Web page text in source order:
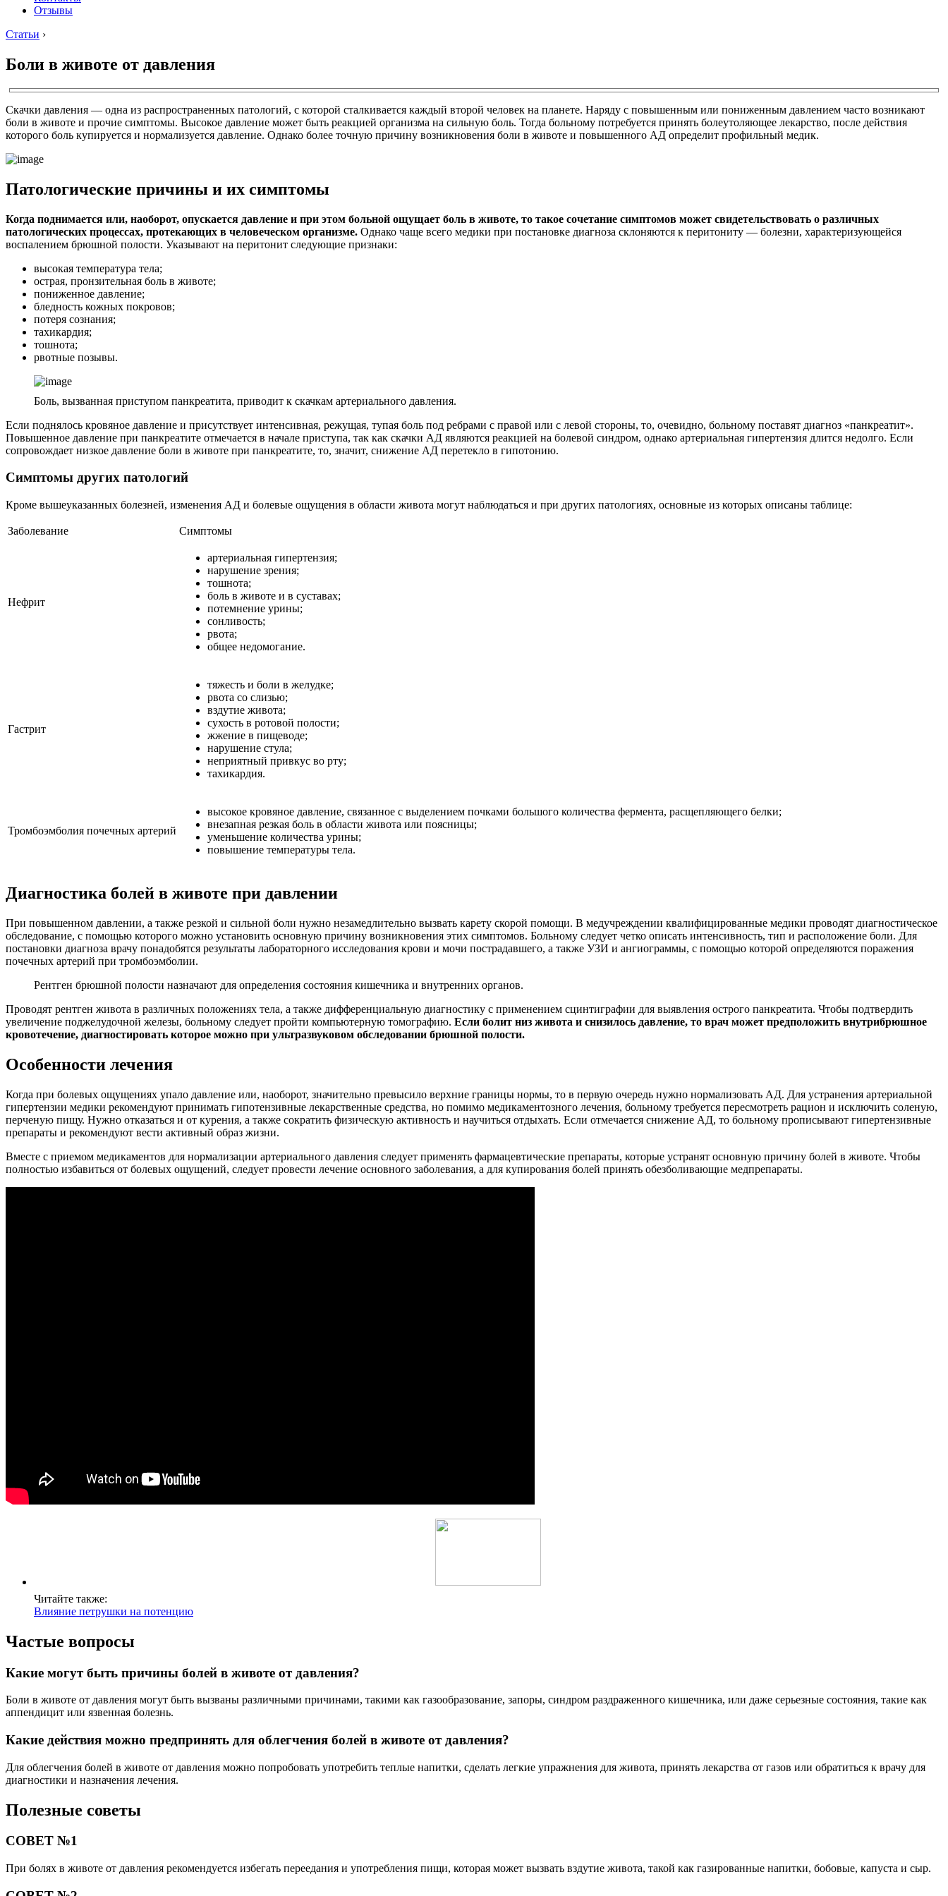
Отзывы
Статьи ›
Боли в животе от давления
Скачки давления — одна из распространенных патологий, с которой сталкивается каждый второй человек на планете. Наряду с повышенным или пониженным давлением часто возникают
боли в животе и прочие симптомы. Высокое давление может быть реакцией организма на сильную боль. Тогда больному потребуется принять болеутоляющее лекарство, после действия
которого боль купируется и нормализуется давление. Однако более точную причину возникновения боли в животе и повышенного АД определит профильный медик.
Патологические причины и их симптомы
Когда поднимается или, наоборот, опускается давление и при этом больной ощущает боль в животе, то такое сочетание симптомов может свидетельствовать о различных
патологических процессах, протекающих в человеческом организме. Однако чаще всего медики при постановке диагноза склоняются к перитониту — болезни, характеризующейся
воспалением брюшной полости. Указывают на перитонит следующие признаки:
высокая температура тела;
острая, пронзительная боль в животе;
пониженное давление;
бледность кожных покровов;
потеря сознания;
тахикардия;
тошнота;
рвотные позывы.
Боль, вызванная приступом панкреатита, приводит к скачкам артериального давления.
Если поднялось кровяное давление и присутствует интенсивная, режущая, тупая боль под ребрами с правой или с левой стороны, то, очевидно, больному поставят диагноз «панкреатит».
Повышенное давление при панкреатите отмечается в начале приступа, так как скачки АД являются реакцией на болевой синдром, однако артериальная гипертензия длится недолго. Если
сопровождает низкое давление боли в животе при панкреатите, то, значит, снижение АД перетекло в гипотонию.
Симптомы других патологий
Кроме вышеуказанных болезней, изменения АД и болевые ощущения в области живота могут наблюдаться и при других патологиях, основные из которых описаны таблице:
Заболевание Симптомы
Нефрит
артериальная гипертензия;
нарушение зрения;
тошнота;
боль в животе и в суставах;
потемнение урины;
сонливость;
рвота;
общее недомогание.
Гастрит
тяжесть и боли в желудке;
рвота со слизью;
вздутие живота;
сухость в ротовой полости;
жжение в пищеводе;
нарушение стула;
неприятный привкус во рту;
тахикардия.
Тромбоэмболия почечных артерий
высокое кровяное давление, связанное с выделением почками большого количества фермента, расщепляющего белки;
внезапная резкая боль в области живота или поясницы;
уменьшение количества урины;
повышение температуры тела.
Диагностика болей в животе при давлении
При повышенном давлении, а также резкой и сильной боли нужно незамедлительно вызвать карету скорой помощи. В медучреждении квалифицированные медики проводят диагностическое
обследование, с помощью которого можно установить основную причину возникновения этих симптомов. Больному следует четко описать интенсивность, тип и расположение боли. Для
постановки диагноза врачу понадобятся результаты лабораторного исследования крови и мочи пострадавшего, а также УЗИ и ангиограммы, с помощью которой определяются поражения
почечных артерий при тромбоэмболии.
Рентген брюшной полости назначают для определения состояния кишечника и внутренних органов.
Проводят рентген живота в различных положениях тела, а также дифференциальную диагностику с применением сцинтиграфии для выявления острого панкреатита. Чтобы подтвердить
увеличение поджелудочной железы, больному следует пройти компьютерную томографию. Если болит низ живота и снизилось давление, то врач может предположить внутрибрюшное
кровотечение, диагностировать которое можно при ультразвуковом обследовании брюшной полости.
Особенности лечения
Когда при болевых ощущениях упало давление или, наоборот, значительно превысило верхние границы нормы, то в первую очередь нужно нормализовать АД. Для устранения артериальной
гипертензии медики рекомендуют принимать гипотензивные лекарственные средства, но помимо медикаментозного лечения, больному требуется пересмотреть рацион и исключить соленую,
перченую пищу. Нужно отказаться и от курения, а также сократить физическую активность и научиться отдыхать. Если отмечается снижение АД, то больному прописывают гипертензивные
препараты и рекомендуют вести активный образ жизни.
Вместе с приемом медикаментов для нормализации артериального давления следует применять фармацевтические препараты, которые устранят основную причину болей в животе. Чтобы
полностью избавиться от болевых ощущений, следует провести лечение основного заболевания, а для купирования болей принять обезболивающие медпрепараты.
Читайте также:
Влияние петрушки на потенцию
Частые вопросы
Какие могут быть причины болей в животе от давления?
Боли в животе от давления могут быть вызваны различными причинами, такими как газообразование, запоры, синдром раздраженного кишечника, или даже серьезные состояния, такие как
аппендицит или язвенная болезнь.
Какие действия можно предпринять для облегчения болей в животе от давления?
Для облегчения болей в животе от давления можно попробовать употребить теплые напитки, сделать легкие упражнения для живота, принять лекарства от газов или обратиться к врачу для
диагностики и назначения лечения.
Полезные советы
СОВЕТ №1
При болях в животе от давления рекомендуется избегать переедания и употребления пищи, которая может вызвать вздутие живота, такой как газированные напитки, бобовые, капуста и сыр.